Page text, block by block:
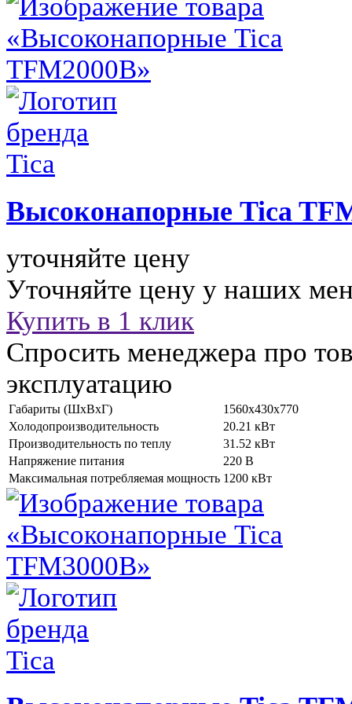
Высоконапорные Tica
уточняйте цену
Уточняйте цену у наших
Купить в 1 клик
Спросить менеджера про
эксплуатацию
Габариты (ШхВхГ)
1560x430x770
Холодопроизводительность
20.21 кВт
Производительность по теплу
31.52 кВт
Напряжение питания
220 В
Максимальная потребляемая мощность 1200 кВт